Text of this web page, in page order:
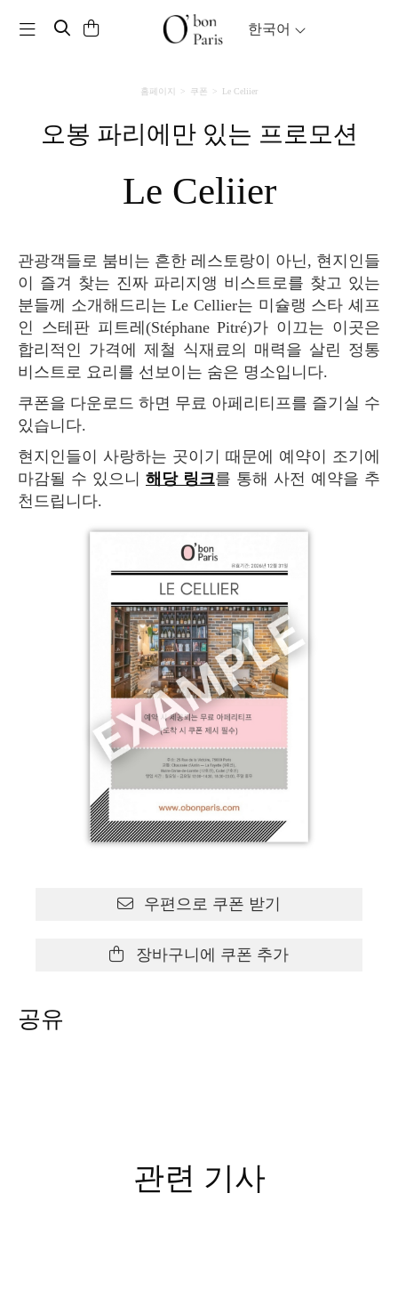
Toggle navigation 한국어
홈페이지 쿠폰 Le Celiier
오봉 파리에만 있는 프로모션
Le Celiier
관광객들로 붐비는 흔한 레스토랑이 아닌, 현지인들
이 즐겨 찾는 진짜 파리지앵 비스트로를 찾고 있는
분들께 소개해드리는 Le Cellier는 미슐랭 스타 셰프
인 스테판 피트레(Stéphane Pitré)가 이끄는 이곳은
합리적인 가격에 제철 식재료의 매력을 살린 정통
비스트로 요리를 선보이는 숨은 명소입니다.
쿠폰을 다운로드 하면 무료 아페리티프를 즐기실 수
있습니다.
현지인들이 사랑하는 곳이기 때문에 예약이 조기에
마감될 수 있으니 해당 링크를 통해 사전 예약을 추
천드립니다.
우편으로 쿠폰 받기
장바구니에 쿠폰 추가
공유
관련 기사